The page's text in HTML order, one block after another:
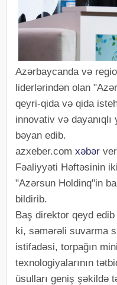
Azərbaycanda və
liderlərindən olan
qeyri-qida və qida
innovativ və
bəyan edib.
azxeber.com xəbər
Fəaliyyəti Həftəsinin
"Azərsun Holdinq"in
bildirib.
Baş direktor qeyd
ki, səmərəli suvarma
istifadəsi, torpağın
texnologiyalarının
üsulları geniş şəkildə